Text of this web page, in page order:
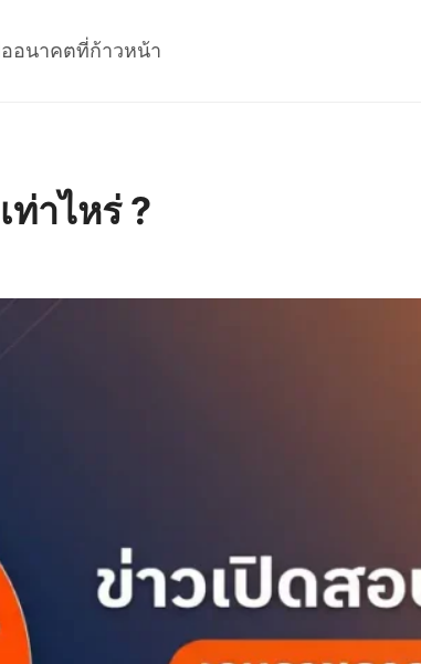
อนาคตที่ก้าวหน้า
าไหร่ ?